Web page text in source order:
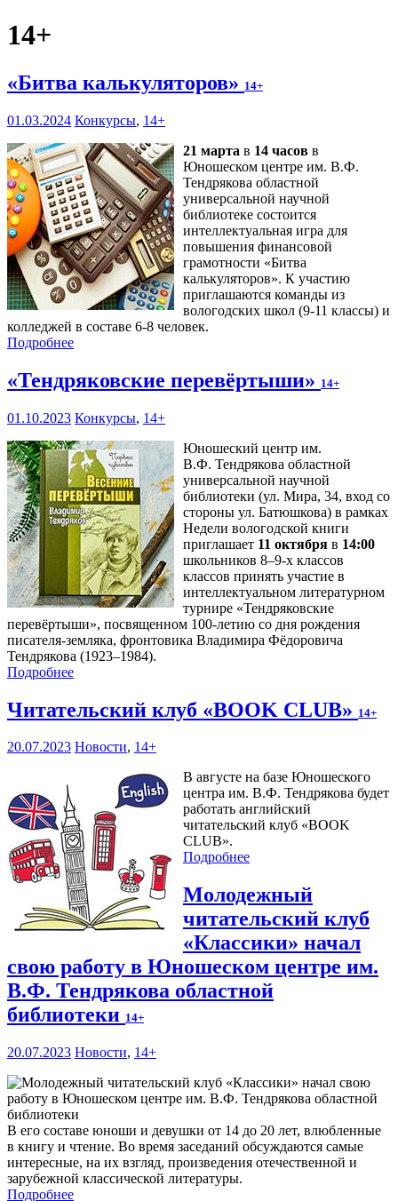
14+
«Битва калькуляторов» 14+
01.03.2024 Конкурсы, 14+
21 марта в 14 часов в
Юношеском центре им. В.Ф.
Тендрякова областной
универсальной научной
библиотеке состоится
интеллектуальная игра для
повышения финансовой
грамотности «Битва
калькуляторов». К участию
приглашаются команды из
вологодских школ (9-11 классы) и
колледжей в составе 6-8 человек.
Подробнее
«Тендряковские перевёртыши» 14+
01.10.2023 Конкурсы, 14+
Юношеский центр им.
В.Ф. Тендрякова областной
универсальной научной
библиотеки (ул. Мира, 34, вход со
стороны ул. Батюшкова) в рамках
Недели вологодской книги
приглашает 11 октября в 14:00
школьников 8–9-х классов
классов принять участие в
интеллектуальном литературном
турнире «Тендряковские
перевёртыши», посвященном 100-летию со дня рождения
писателя-земляка, фронтовика Владимира Фёдоровича
Тендрякова (1923–1984).
Подробнее
Читательский клуб «BOOK CLUB» 14+
20.07.2023 Новости, 14+
В августе на базе Юношеского
центра им. В.Ф. Тендрякова будет
работать английский
читательский клуб «BOOK
CLUB».
Подробнее
Молодежный
читательский клуб
«Классики» начал
свою работу в Юношеском центре им.
В.Ф. Тендрякова областной
библиотеки 14+
20.07.2023 Новости, 14+
В его составе юноши и девушки от 14 до 20 лет, влюбленные
в книгу и чтение. Во время заседаний обсуждаются самые
интересные, на их взгляд, произведения отечественной и
зарубежной классической литературы.
Подробнее